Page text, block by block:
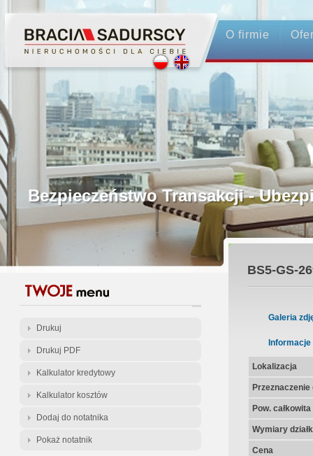
O firmie
Profesjonalne Pośrednictwo
Bezpieczeństwo Transakcji -
Licencjonowani Pośrednicy
Gwarancja Zwrotu Zadatku
Gratis - Przedwstępna Umowa
Drukuj
Drukuj PDF
Kalkulator kredytowy
Kalkulator kosztów
Dodaj do notatnika
Pokaż notatnik
BS5-GS-
Galeria
Informacje
Lokalizacja
Przeznaczenie
Pow.
Wymiary
Cena